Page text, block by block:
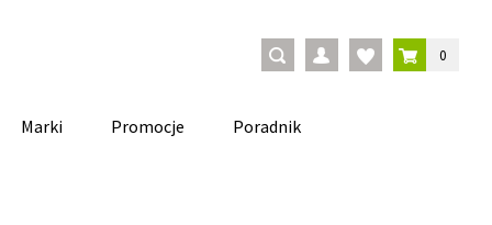
0
Marki Promocje Poradnik